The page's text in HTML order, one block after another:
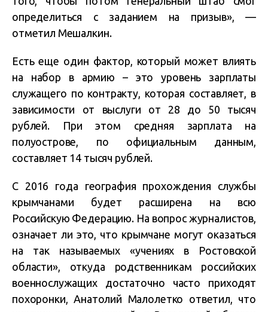
определиться с заданием на призыв», —
отметил Мешалкин.
Есть еще один фактор, который может влиять
на набор в армию – это уровень зарплаты
служащего по контракту, которая составляет, в
зависимости от выслуги от 28 до 50 тысяч
рублей. При этом средняя зарплата на
полуострове, по официальным данным,
составляет 14 тысяч рублей.
С 2016 года география прохождения службы
крымчанами будет расширена на всю
Российскую Федерацию. На вопрос журналистов,
означает ли это, что крымчане могут оказаться
на так называемых «учениях в Ростовской
области», откуда родственникам российских
военнослужащих достаточно часто приходят
похоронки, Анатолий Малолетко ответил, что